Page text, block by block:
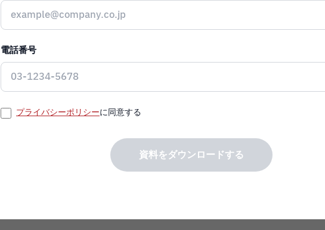
電話番号
プライバシーポリシーに同意する
資料をダウンロードする